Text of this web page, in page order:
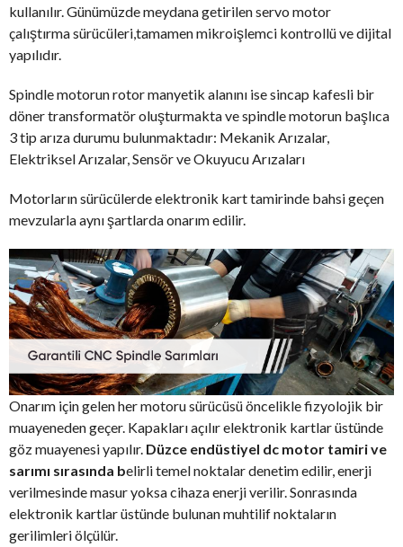
kullanılır. Günümüzde meydana getirilen servo motor
çalıştırma sürücüleri,tamamen mikroişlemci kontrollü ve dijital
yapılıdır.
Spindle motorun rotor manyetik alanını ise sincap kafesli bir
döner transformatör oluşturmakta ve spindle motorun başlıca
3 tip arıza durumu bulunmaktadır: Mekanik Arızalar,
Elektriksel Arızalar, Sensör ve Okuyucu Arızaları
Motorların sürücülerde elektronik kart tamirinde bahsi geçen
mevzularla aynı şartlarda onarım edilir.
Onarım için gelen her motoru sürücüsü öncelikle fizyolojik bir
muayeneden geçer. Kapakları açılır elektronik kartlar üstünde
göz muayenesi yapılır. Düzce endüstiyel dc motor tamiri ve
sarımı sırasında belirli temel noktalar denetim edilir, enerji
verilmesinde masur yoksa cihaza enerji verilir. Sonrasında
elektronik kartlar üstünde bulunan muhtilif noktaların
gerilimleri ölçülür.